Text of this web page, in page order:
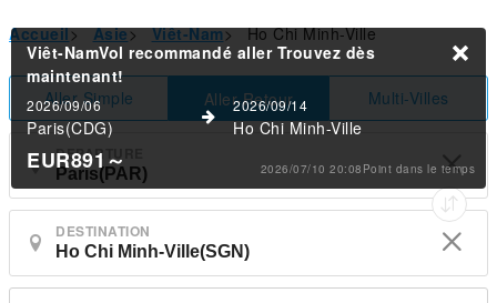
Accueil> Asie> Viêt-Nam> Ho Chi Minh-Ville
Aller Simple Aller-Retour Multi-Villes
DEPARTURE
DESTINATION
Viêt-NamVol recommandé allerTrouvez dès
maintenant!
2026/09/06
Paris(CDG)
2026/09/14
Ho Chi Minh-Ville
EUR891～ 2026/07/10 20:08Point dans le temps